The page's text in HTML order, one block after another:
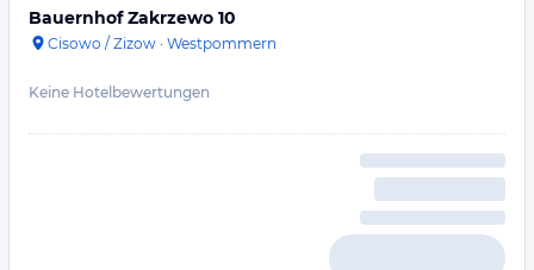
Bauernhof Zakrzewo 10
Cisowo / Zizow · Westpommern
Keine Hotelbewertungen